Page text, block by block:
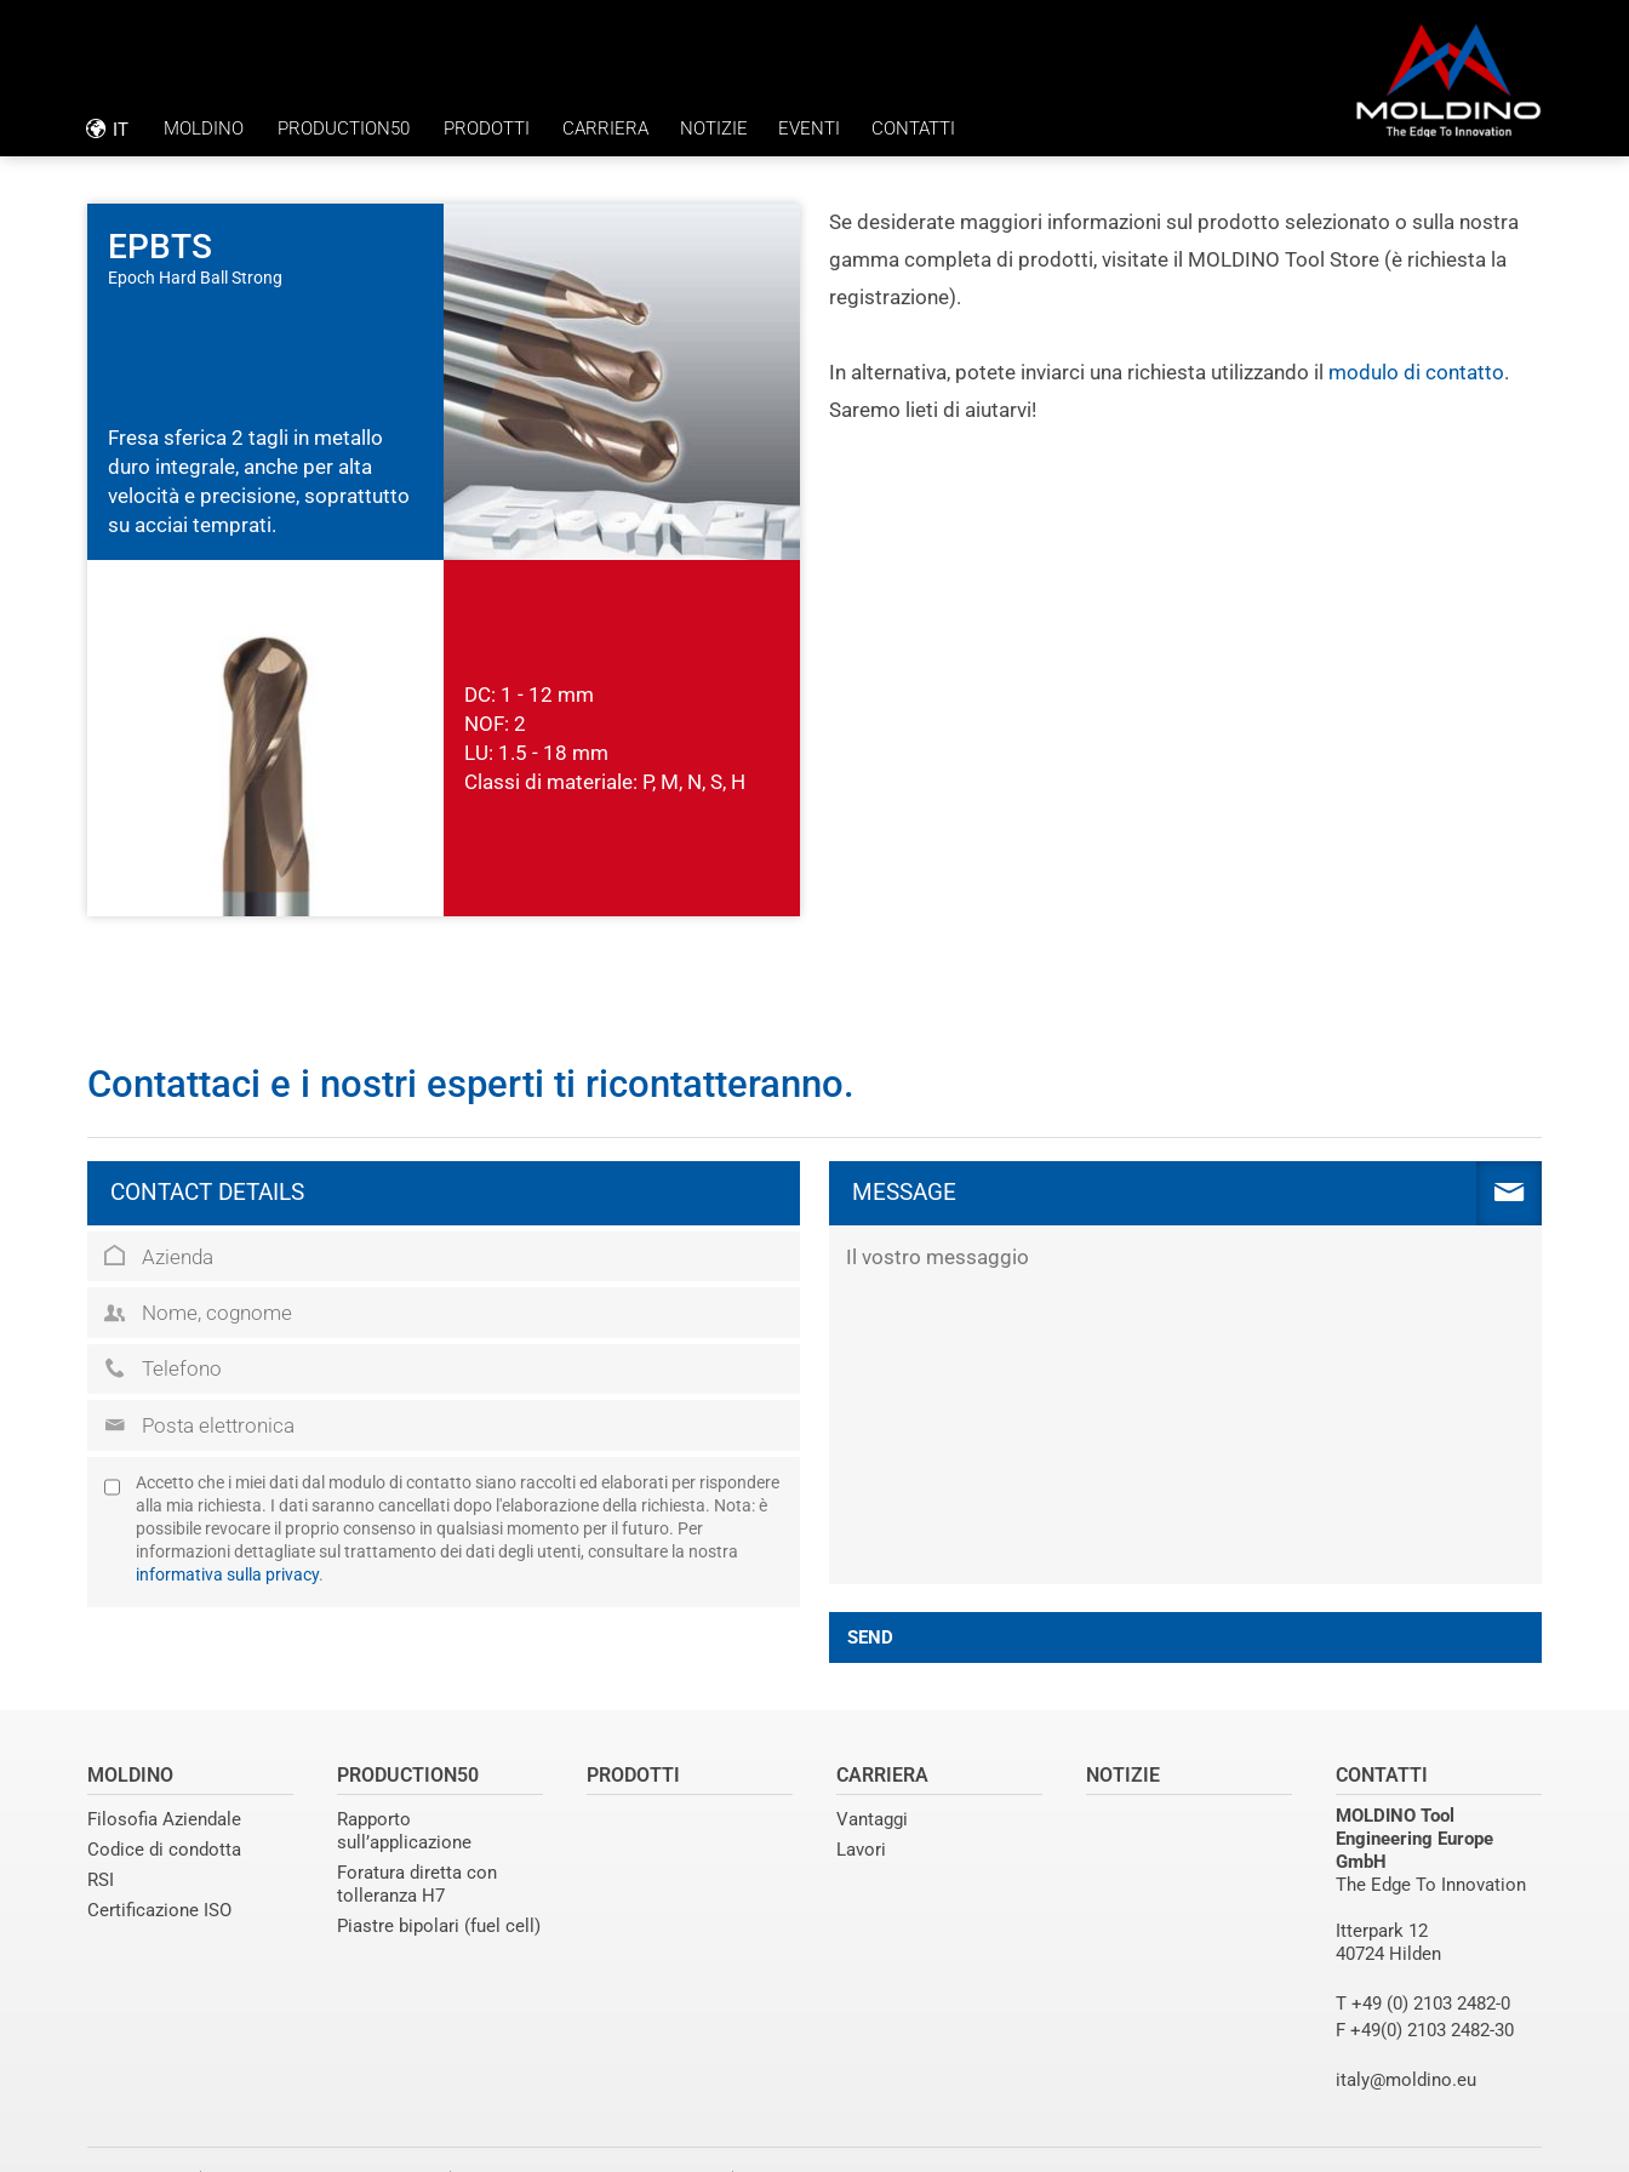
IT MOLDINO
CODICE DI CONDOTTA
RSI
PRODUCTION50
PIASTRE BIPOLARI (FUEL CELL)
PRODOTTI CARRIERA NOTIZIE EVENTI CONTATTI
EPBTS
Epoch Hard Ball Strong
Fresa sferica 2 tagli in metallo
duro integrale, anche per alta
velocità e precisione, soprattutto
su acciai temprati.
DC: 1 - 12 mm
NOF: 2
LU: 1.5 - 18 mm
Classi di materiale: P, M, N, S, H
Se desiderate maggiori informazioni sul prodotto selezionato o sulla nostra
gamma completa di prodotti, visitate il MOLDINO Tool Store (è richiesta la
registrazione).
In alternativa, potete inviarci una richiesta utilizzando il modulo di contatto.
Saremo lieti di aiutarvi!
Contattaci e i nostri esperti ti ricontatteranno.
CONTACT DETAILS
Accetto che i miei dati dal modulo di contatto siano raccolti ed elaborati per rispondere
alla mia richiesta. I dati saranno cancellati dopo l'elaborazione della richiesta. Nota: è
possibile revocare il proprio consenso in qualsiasi momento per il futuro. Per
informazioni dettagliate sul trattamento dei dati degli utenti, consultare la nostra
informativa sulla privacy.
MESSAGE
SEND
MOLDINO
Filosofia Aziendale
Codice di condotta
RSI
Certificazione ISO
PRODUCTION50
Rapporto
sull’applicazione
Foratura diretta con
tolleranza H7
Piastre bipolari (fuel cell)
PRODOTTI CARRIERA
Vantaggi
Lavori
NOTIZIE CONTATTI
MOLDINO Tool
Engineering Europe
GmbH
The Edge To Innovation
Itterpark 12
40724 Hilden
T +49 (0) 2103 2482-0
F +49(0) 2103 2482-30
italy@moldino.eu